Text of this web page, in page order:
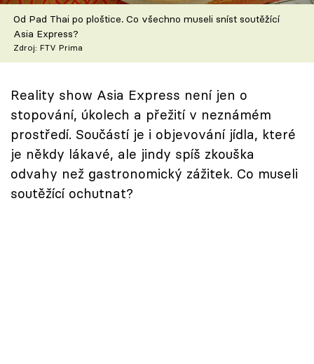
Speciál: Cuketa
Těhotnej kuchař
Sledujte prima+
Přihlášení
Sledujte nás
Od Pad Thai po ploštice. Co všechno museli sníst soutěžící
Asia Express?
Zdroj: FTV Prima
Reality show Asia Express není jen o
stopování, úkolech a přežití v neznámém
prostředí. Součástí je i objevování jídla, které
je někdy lákavé, ale jindy spíš zkouška
odvahy než gastronomický zážitek. Co museli
soutěžící ochutnat?